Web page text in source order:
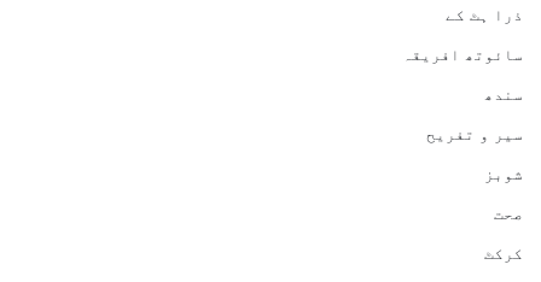
ذرا ہٹ کے
سائوتھ افریقہ
سندھ
سیر و تفریح
شوبز
صحت
کرکٹ